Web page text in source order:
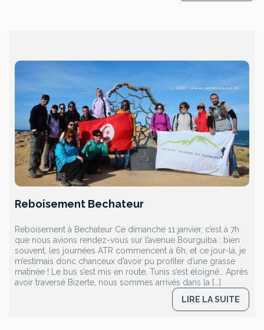
Reboisement Bechateur
Reboisement à Bechateur Ce dimanche 11 janvier, c’est à 7h
que nous avions rendez-vous sur l’avenue Bourguiba : bien
souvent, les journées ATR commencent à 6h, et ce jour-là, je
m’estimais donc chanceux d’avoir pu profiter d’une grasse
matinée ! Le bus s’est mis en route, Tunis s’est éloigné… Après
avoir traversé Bizerte, nous sommes arrivés dans la [...]
LIRE LA SUITE